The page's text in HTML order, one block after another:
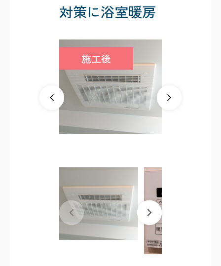
対策に浴室暖房
施工後